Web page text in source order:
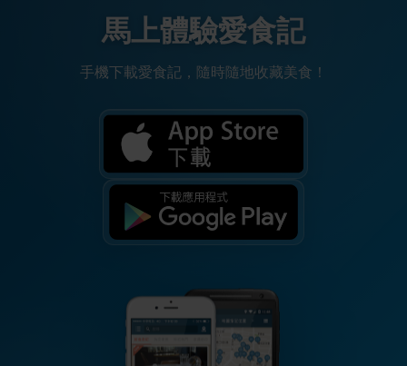
馬上體驗愛食記
手機下載愛食記，隨時隨地收藏美食！